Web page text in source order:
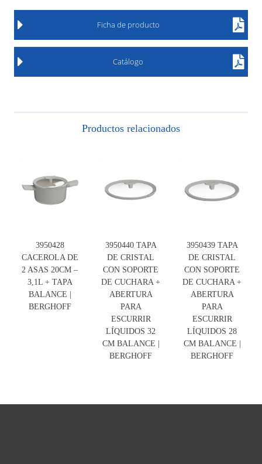
Ficha de producto
Catálogo
Productos relacionados
3950428
CACEROLA DE
2 ASAS 20CM –
3,1L + TAPA
BALANCE |
BERGHOFF
3950440 TAPA
DE CRISTAL
CON SOPORTE
DE CUCHARA +
ABERTURA
PARA
ESCURRIR
LÍQUIDOS 32
CM BALANCE |
BERGHOFF
3950439 TAPA
DE CRISTAL
CON SOPORTE
DE CUCHARA +
ABERTURA
PARA
ESCURRIR
LÍQUIDOS 28
CM BALANCE |
BERGHOFF